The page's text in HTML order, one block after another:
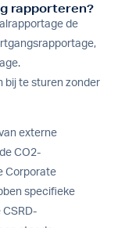
rapporteren?
de
bij te sturen zonder
externe
CO2-
Corporate
specifieke